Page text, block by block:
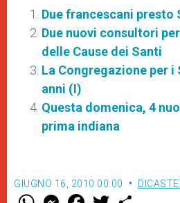
Due francescani presto
Due nuovi consultori
delle Cause dei Santi
La Congregazione per i
anni (I)
Questa domenica, 4
prima indiana
GIUGNO 16, 2010 00:00
W M F